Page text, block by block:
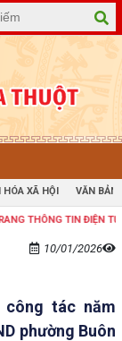
HÓA XÃ HỘI VĂN BẢN
TIN ĐIỆN TỬ
10/01/2026
công tác năm
phường Buôn